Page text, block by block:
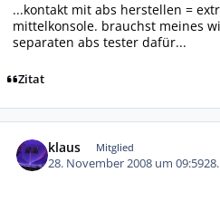
...kontakt mit abs herstellen =
mittelkonsole. brauchst meines
separaten abs tester dafür...
Zitat
klaus Mitglied
28. November 2008 um 09:59